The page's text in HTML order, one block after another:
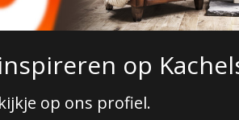
collectie
Jong!
op
op ons profiel.
sterren specialist!
tevreden wanneer u dat bent!